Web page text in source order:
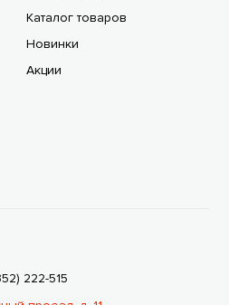
Каталог товаров
Новинки
Акции
222-515